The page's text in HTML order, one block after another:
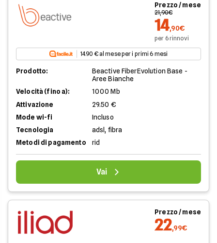
Prezzo / mese
21,90€
14,90€
per 6 rinnovi
14.90 € al mese per i primi 6 mesi
Prodotto:
Beactive FiberEvolution Base -
Aree Bianche
Velocità (fino a):
1000 Mb
Attivazione
29.50 €
Mode wi-fi
Incluso
Tecnologia
adsl, fibra
Metodi di pagamento
rid
Vai
Prezzo / mese
22,99€